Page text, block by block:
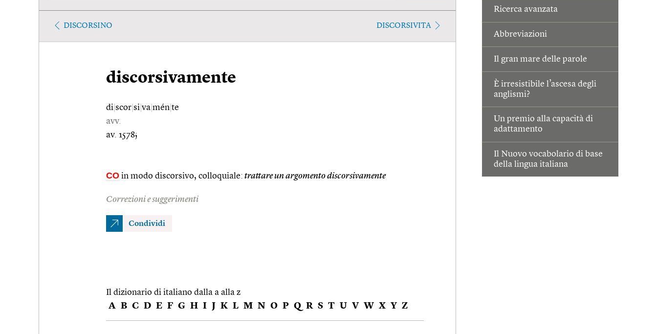
Ricerca avanzata
Abbreviazioni
Il gran mare delle parole
È irresistibile l’ascesa degli
anglismi?
Un premio alla capacità di
adattamento
Il Nuovo vocabolario di base
della lingua italiana
DISCORSINO DISCORSIVITA
discorsivamente
di scor si va mén te
avv.
av. 1578;
CO in modo discorsivo, colloquiale: trattare un argomento discorsivamente
Correzioni e suggerimenti
Condividi
Il dizionario di italiano dalla a alla z
A B C D E F G H I J K L M N O P Q R S T U V W X Y Z